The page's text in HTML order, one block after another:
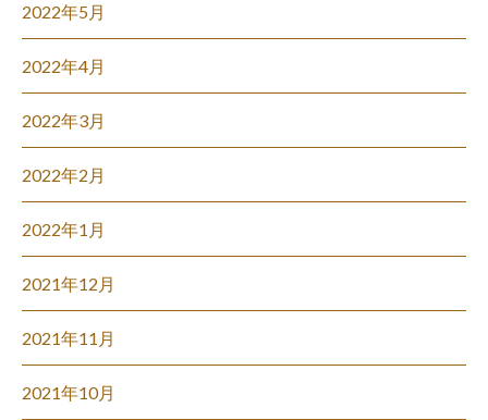
2022年5月
2022年4月
2022年3月
2022年2月
2022年1月
2021年12月
2021年11月
2021年10月